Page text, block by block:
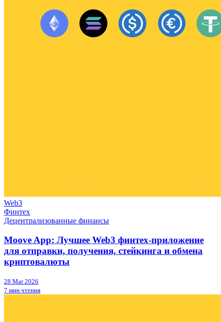
Web3
Финтех
Децентрализованные финансы
Moove App: Лучшее Web3 финтех-приложение
для отправки, получения, стейкинга и обмена
криптовалюты
28 Mar 2026
7 мин чтения